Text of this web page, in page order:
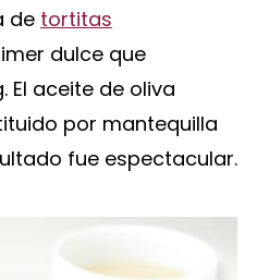
de tortitas
dulce que
El aceite de oliva
por mantequilla
fue espectacular.